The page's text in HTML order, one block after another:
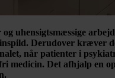
uhensigtsmæssige
Derudover kræver
når patienter i
medicin. Det afhjalp en